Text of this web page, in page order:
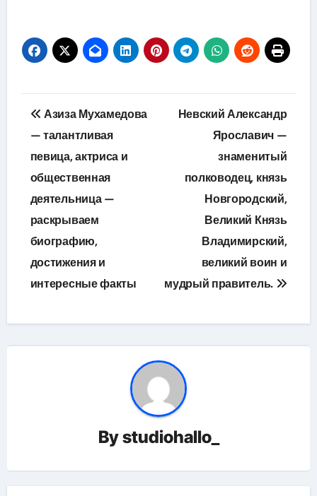
Навигация
по
записям
Азиза Мухамедова
— талантливая
певица, актриса и
общественная
деятельница —
раскрываем
биографию,
достижения и
интересные факты
Невский Александр
Ярославич —
знаменитый
полководец, князь
Новгородский,
Великий Князь
Владимирский,
великий воин и
мудрый правитель.
Bystudiohallo_